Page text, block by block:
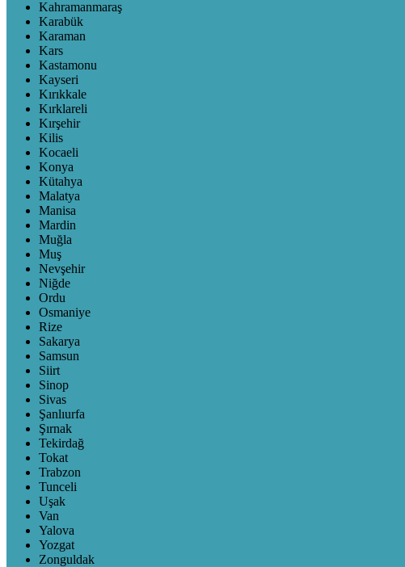
Kahramanmaraş
Karabük
Karaman
Kars
Kastamonu
Kayseri
Kırıkkale
Kırklareli
Kırşehir
Kilis
Kocaeli
Konya
Kütahya
Malatya
Manisa
Mardin
Muğla
Muş
Nevşehir
Niğde
Ordu
Osmaniye
Rize
Sakarya
Samsun
Siirt
Sinop
Sivas
Şanlıurfa
Şırnak
Tekirdağ
Tokat
Trabzon
Tunceli
Uşak
Van
Yalova
Yozgat
Zonguldak